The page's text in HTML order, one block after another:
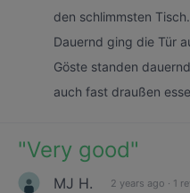
den schlimmsten
Dauernd ging die Tür
Göste standen
auch fast draußen
"Very good"
MJ H. 2 years ago · 1